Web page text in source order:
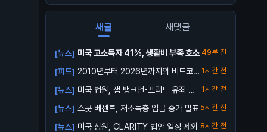
새글 새댓글
[뉴스] 미국 고소득자 41%, 생활비 부족 호소 49분 전
[피드] 2010년부터 2026년까지의 비트코인
가격 ...
1시간 전
[뉴스] 미국 법원, 샘 뱅크먼-프리드 유죄 확
1시간 전
[뉴스] 스콧 베센트, 저소득층 임금 증가 발표 5시간 전
[뉴스] 미국 상원, CLARITY 법안 일정 제외 8시간 전